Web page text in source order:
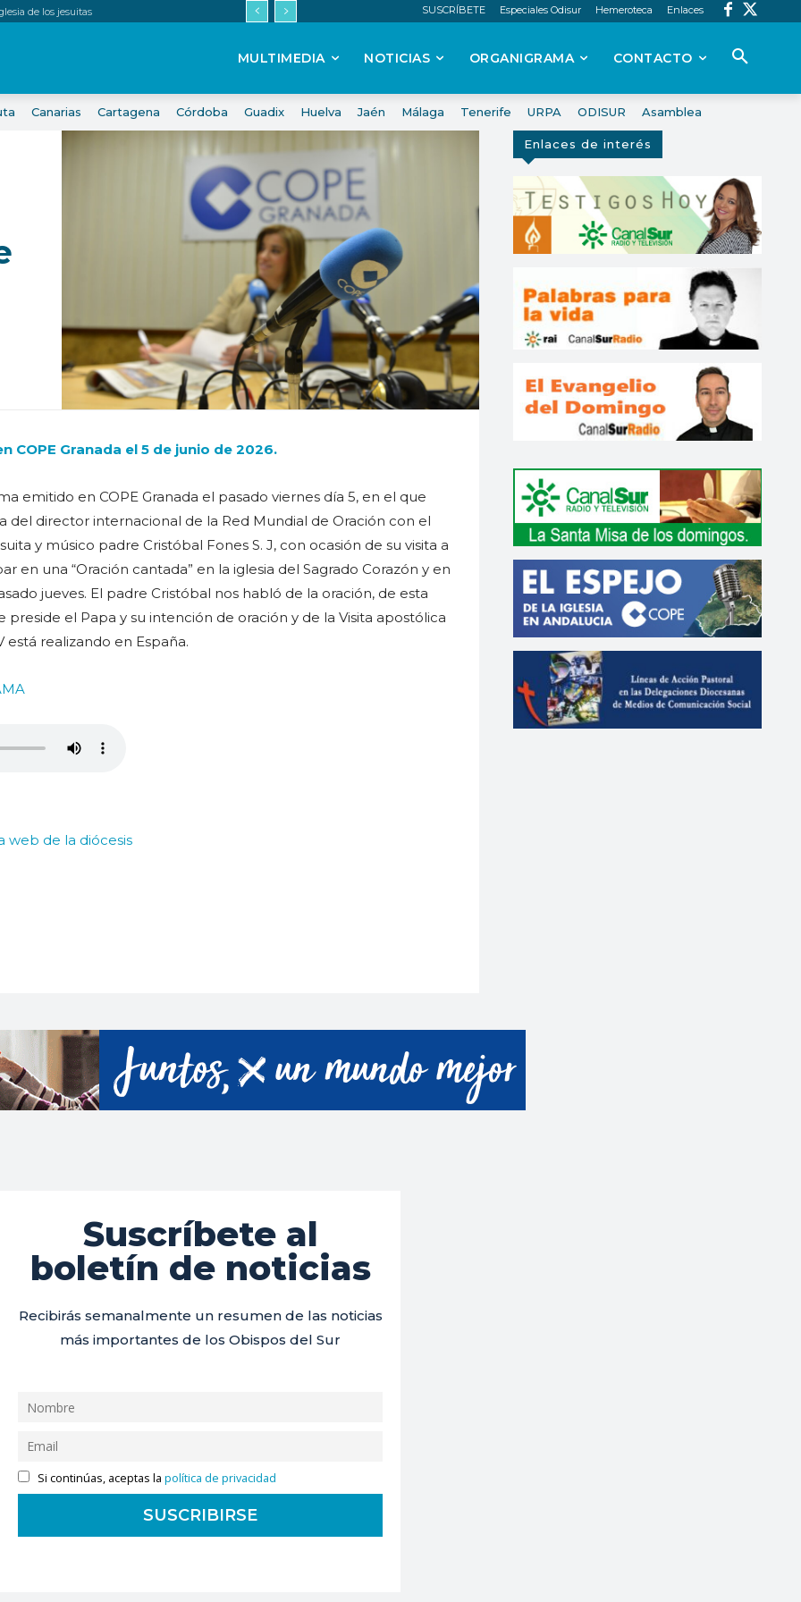
de los jesuitas SUSCRÍBETE Especiales Odisur Hemeroteca Enlaces
MULTIMEDIA NOTICIAS ORGANIGRAMA CONTACTO
Canarias Cartagena Córdoba Guadix Huelva Jaén Málaga Tenerife URPA ODISUR Asamblea
COPE Granada el 5 de junio de 2026.
emitido en COPE Granada el pasado viernes día 5, en el que
del director internacional de la Red Mundial de Oración con el
y músico padre Cristóbal Fones S. J, con ocasión de su visita a
en una “Oración cantada” en la iglesia del Sagrado Corazón y en
jueves. El padre Cristóbal nos habló de la oración, de esta
el Papa y su intención de oración y de la Visita apostólica
está realizando en España.
web de la diócesis
Enlaces de interés
Suscríbete al
boletín de noticias
Recibirás semanalmente un resumen de las noticias
más importantes de los Obispos del Sur
Si continúas, aceptas lapolítica de privacidad